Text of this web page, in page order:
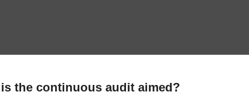
the continuous audit aimed?